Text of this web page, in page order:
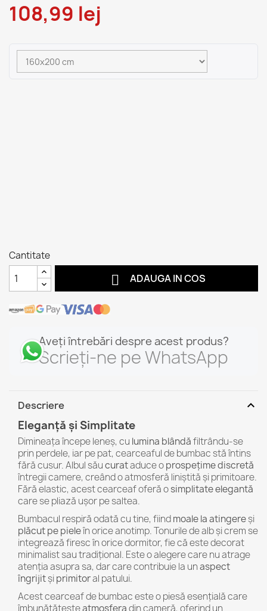
108,99 lej
Cantitate
 ADAUGA IN COS
Aveți întrebări despre acest produs?
Scrieți-ne pe WhatsApp
Descriere expand_more
Eleganță și Simplitate
Dimineața începe leneș, cu lumina blândăfiltrându-se
prin perdele, iar pe pat, cearceaful de bumbac stă întins
fără cusur. Albul săucurataduce oprospețime discretă
întregii camere, creând o atmosferă liniștită și primitoare.
Fără elastic, acest cearceaf oferă osimplitate elegantă
care se pliază ușor pe saltea.
Bumbacul respiră odată cu tine, fiindmoale la atingereși
plăcut pe pieleîn orice anotimp. Tonurile de alb și crem se
integrează firesc în orice dormitor, fie că este decorat
minimalist sau tradițional. Este o alegere care nu atrage
atenția asupra sa, dar care contribuie la unaspect
îngrijitșiprimitoral patului.
Acest cearceaf de bumbac este o piesă esențială care
îmbunătățeșteatmosferadin cameră, oferind un